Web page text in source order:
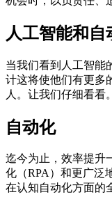
人工智能和自
当我们看到人工智能
计这将使他们有更多
人。让我们仔细看看。
自动化
迄今为止，效率提升
化（RPA）和更广泛
在认知自动化方面的